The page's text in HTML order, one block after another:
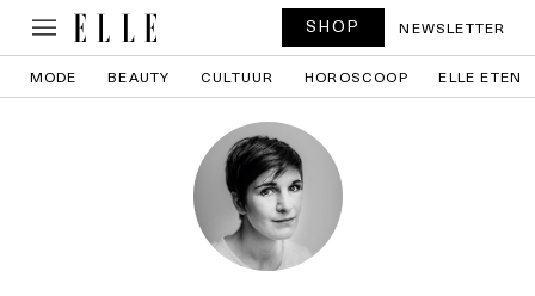
SHOP NEWSLETTER
MODE BEAUTY CULTUUR HOROSCOOP ELLE ETEN